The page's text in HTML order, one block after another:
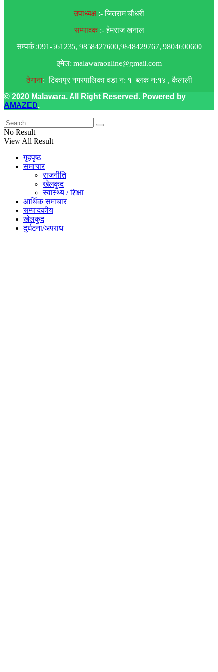
उपाध्यक्ष :- जितराम चौधरी
सम्पादक:- हेमराज खनाल
सम्पर्क :091-561235, 9858427600,9848429767, 9804600600
इमेल: malawaraonline@gmail.com
ठेगाना: टिकापुर नगरपालिका वडा न: १ ब्लक न:१४ , कैलाली
© 2020 Malawara. All Right Reserved. Powered by
AMAZED.
No Result
View All Result
गृहपृष्ठ
समाचार
राजनीति
खेलकुद
स्वास्थ्य / शिक्षा
आर्थिक समाचार
सम्पादकीय
खेलकुद
दुर्घटना/अपराध